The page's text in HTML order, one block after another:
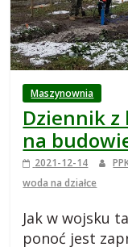
e
s
k
Maszynownia
Dziennik z
na
2021-12-14
woda na działce
Jak w wojsku
ponoć jest